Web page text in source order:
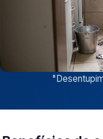
"